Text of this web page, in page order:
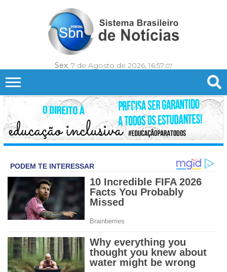
Sex, 7 de Agosto de 2026, 16:57:09